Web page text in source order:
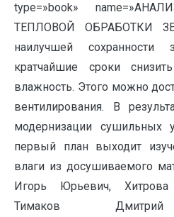
type=»book»
ТЕПЛОВОЙ ОБРАБОТКИ
наилучшей
кратчайшие сроки
влажность. Этого можно
вентилирования. В
модернизации сушильных
первый план выходит
влаги из досушиваемого
Игорь Юрьевич, Хитрова
Тимаков Дмитрий